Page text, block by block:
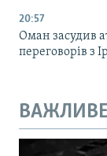
20:57
Оман засудив
переговорів з